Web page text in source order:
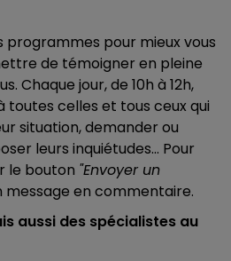
programmes pour mieux vous
de témoigner en pleine
Chaque jour, de 10h à 12h,
celles et tous ceux qui
situation, demander ou
leurs inquiétudes... Pour
le bouton "Envoyer un
message en commentaire.
aussi des spécialistes au